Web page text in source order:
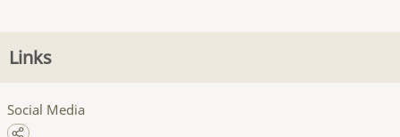
Links
Social Media